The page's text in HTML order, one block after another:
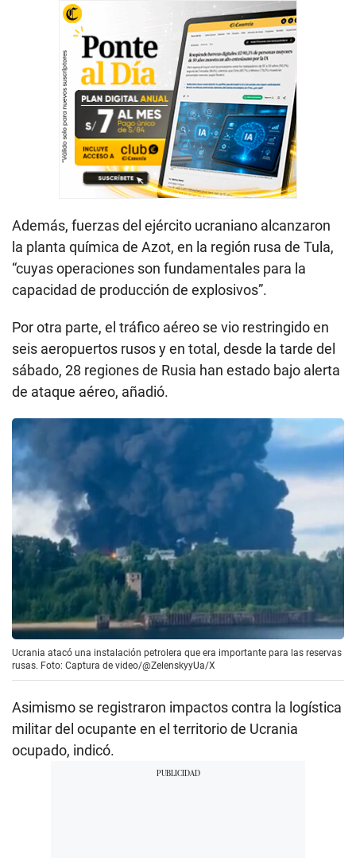
Además, fuerzas del ejército ucraniano alcanzaron
la planta química de Azot, en la región rusa de Tula,
“cuyas operaciones son fundamentales para la
capacidad de producción de explosivos”.
Por otra parte, el tráfico aéreo se vio restringido en
seis aeropuertos rusos y en total, desde la tarde del
sábado, 28 regiones de Rusia han estado bajo alerta
de ataque aéreo, añadió.
Ucrania atacó una instalación petrolera que era importante para las reservas
rusas. Foto: Captura de video/@ZelenskyyUa/X
Asimismo se registraron impactos contra la logística
militar del ocupante en el territorio de Ucrania
ocupado, indicó.